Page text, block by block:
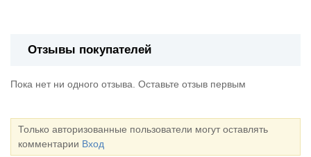
Отзывы покупателей
Пока нет ни одного отзыва. Оставьте отзыв первым
Только авторизованные пользователи могут оставлять
комментарии Вход